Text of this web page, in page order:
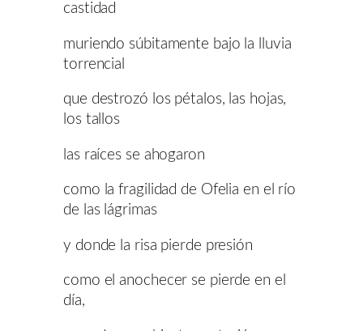
castidad
muriendo súbitamente bajo la lluvia
torrencial
que destrozó los pétalos, las hojas,
los tallos
las raíces se ahogaron
como la fragilidad de Ofelia en el río
de las lágrimas
y donde la risa pierde presión
como el anochecer se pierde en el
día,